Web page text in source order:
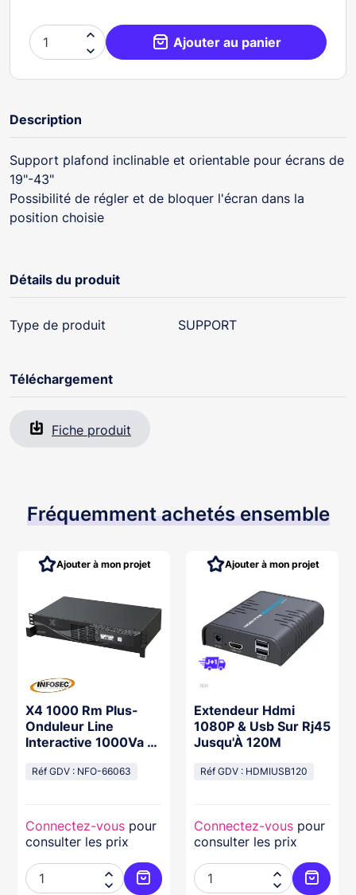

 Ajouter au panier
Description
Support plafond inclinable et orientable pour écrans de
19"-43"
Possibilité de régler et de bloquer l'écran dans la
position choisie
Détails du produit
Type de produit SUPPORT
Téléchargement
Fiche produit
Fréquemment achetés ensemble
X4 1000 Rm Plus-
Onduleur Line
Interactive 1000Va 8
Fr/Schuko
Réf GDV : NFO-66063
Connectez-vous pour
consulter les prix


Ajouter à mon projet
Extendeur Hdmi
1080P & Usb Sur Rj45
Jusqu'À 120M
Réf GDV : HDMIUSB120
Connectez-vous pour
consulter les prix


Ajouter à mon projet